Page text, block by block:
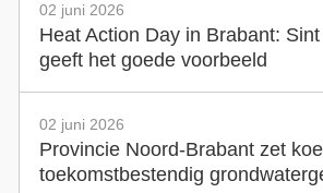
02 juni 2026
Heat Action Day in Brabant:
geeft het goede voorbeeld
02 juni 2026
Provincie Noord-Brabant zet
toekomstbestendig